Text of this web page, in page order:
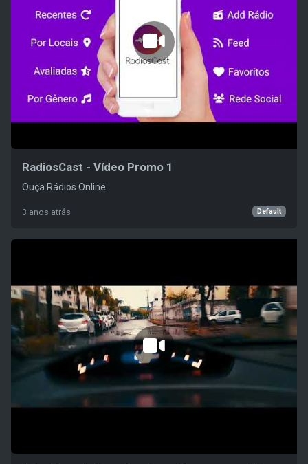
RadiosCast - Vídeo Promo 1
Ouça Rádios Online
3 anos atrás Default